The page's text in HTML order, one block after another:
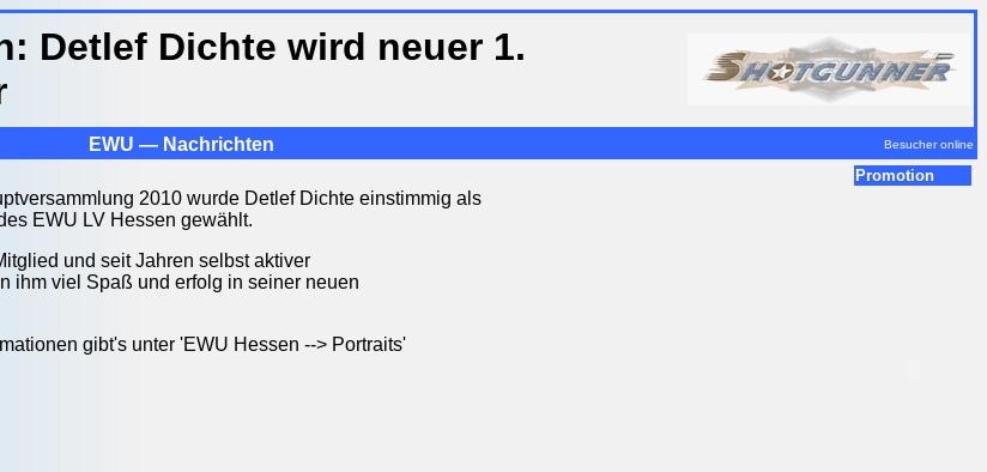
Detlef Dichte wird neuer 1.
EWU — Nachrichten Besucher online
2010 wurde Detlef Dichte einstimmig als
EWU LV Hessen gewählt.
und seit Jahren selbst aktiver
ihm viel Spaß und erfolg in seiner neuen
gibt's unter 'EWU Hessen --> Portraits'
Promotion